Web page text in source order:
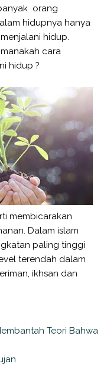
orang
hidupnya hanya
hidup.
cara
hidup ?
membicarakan
Dalam islam
paling tinggi
terendah dalam
ikhsan dan
Teori Bahwa